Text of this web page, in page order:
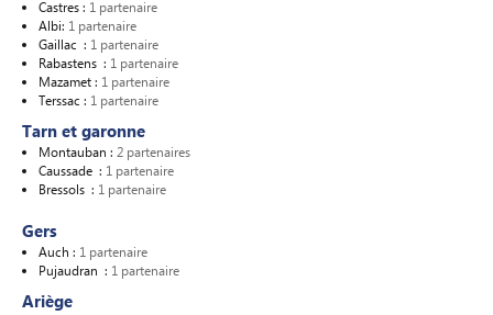
Castres : 1 partenaire
Albi: 1 partenaire
Gaillac : 1 partenaire
Rabastens : 1 partenaire
Mazamet : 1 partenaire
Terssac : 1 partenaire
Tarn et garonne
Montauban : 2 partenaires
Caussade : 1 partenaire
Bressols : 1 partenaire
Gers
Auch : 1 partenaire
Pujaudran : 1 partenaire
Ariège